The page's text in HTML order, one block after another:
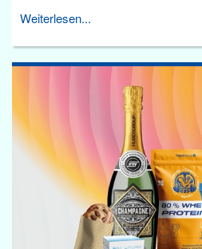
Weiterlesen...